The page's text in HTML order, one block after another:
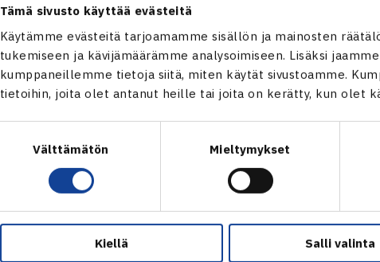
Tämä sivusto käyttää evästeitä
Käytämme evästeitä tarjoamamme sisällön ja mainosten
tukemiseen ja kävijämäärämme analysoimiseen. Lisäksi
kumppaneillemme tietoja siitä, miten käytät sivustoamme.
tietoihin, joita olet antanut heille tai joita on kerätty, kun olet
Välttämätön Mieltymykset
Kiellä Salli valinta
Jaa: